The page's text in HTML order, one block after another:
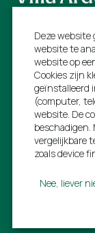
Villa
Rue de
6997 Erezée
+31 40 206
Deze website
website te
website op
Cookies zijn
geïnstalleerd
(computer,
website. De
beschadigen.
vergelijkbare
zoals device
Nee, liever